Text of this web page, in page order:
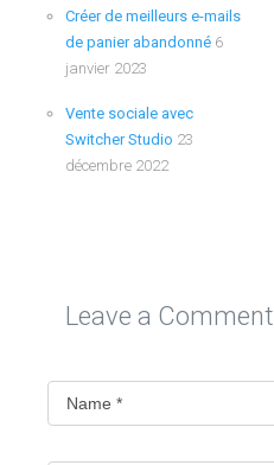
Créer de meilleurs e-mails
de panier abandonné 6
janvier 2023
Vente sociale avec
Switcher Studio 23
décembre 2022
Leave a Comment